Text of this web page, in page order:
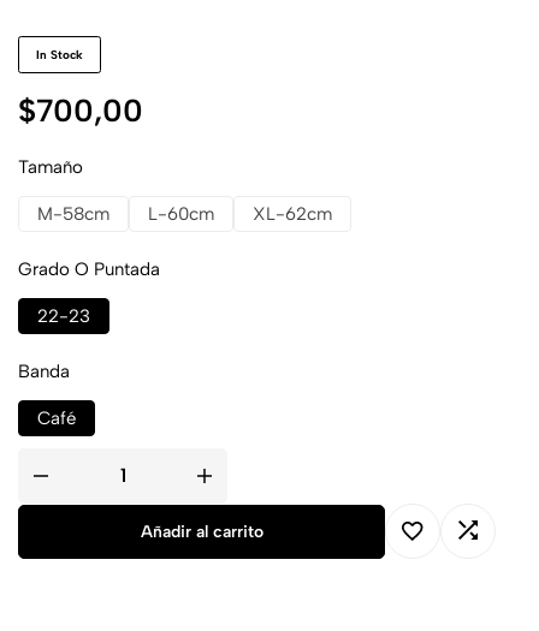
In Stock
$700,00
Tamaño
M-58cm L-60cm XL-62cm
Grado O Puntada
22-23
Banda
Café
Añadir al carrito